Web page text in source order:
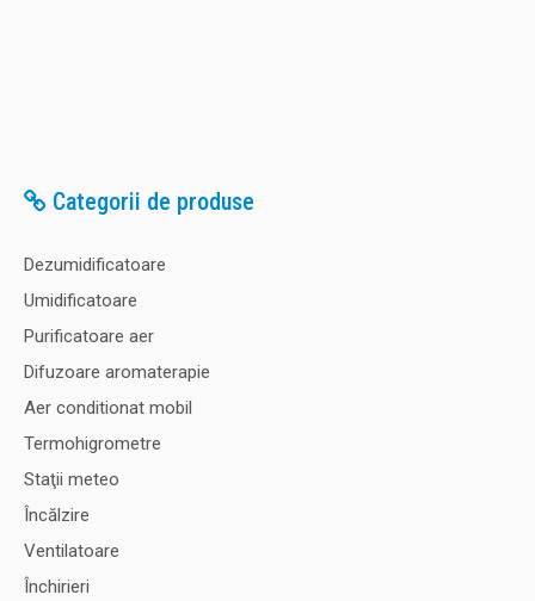
Categorii de produse
Dezumidificatoare
Umidificatoare
Purificatoare aer
Difuzoare aromaterapie
Aer conditionat mobil
Termohigrometre
Staţii meteo
Încălzire
Ventilatoare
Închirieri